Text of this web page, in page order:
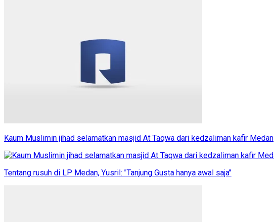
Kaum Muslimin jihad selamatkan masjid At Taqwa dari kedzaliman kafir Medan
Tentang rusuh di LP Medan, Yusril: "Tanjung Gusta hanya awal saja"